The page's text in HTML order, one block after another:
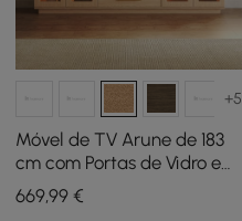
+5
Móvel de TV Arune de 183
cm com Portas de Vidro em
Arco, Arrumação e LED
669,99 €